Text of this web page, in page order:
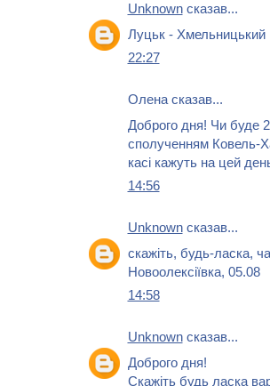
Unknownсказав...
Луцьк - Хмельницький
22:27
Олена сказав...
Доброго дня! Чи буде
сполученням Ковель-
касі кажуть на цей
14:56
Unknownсказав...
скажіть, будь-ласка,
Новоолексіївка, 05.08
14:58
Unknownсказав...
Доброго дня!
Скажіть будь ласка